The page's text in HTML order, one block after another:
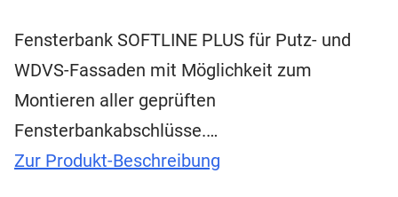
Fensterbank SOFTLINE PLUS für Putz- und
WDVS-Fassaden mit Möglichkeit zum
Montieren aller geprüften
Fensterbankabschlüsse.…
Zur Produkt-Beschreibung